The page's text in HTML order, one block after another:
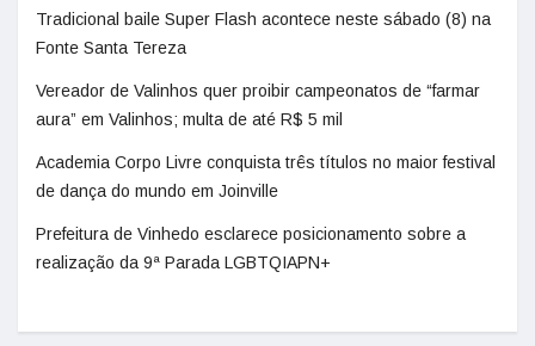
Tradicional baile Super Flash acontece neste sábado (8) na
Fonte Santa Tereza
Vereador de Valinhos quer proibir campeonatos de “farmar
aura” em Valinhos; multa de até R$ 5 mil
Academia Corpo Livre conquista três títulos no maior festival
de dança do mundo em Joinville
Prefeitura de Vinhedo esclarece posicionamento sobre a
realização da 9ª Parada LGBTQIAPN+